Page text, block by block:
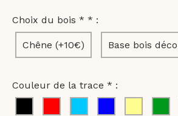
Choix du bois * * :
Chêne (+10€) Base bois
Couleur de la trace * :